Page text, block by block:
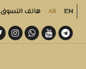
AR EN هاتف التسوق 00905550777100